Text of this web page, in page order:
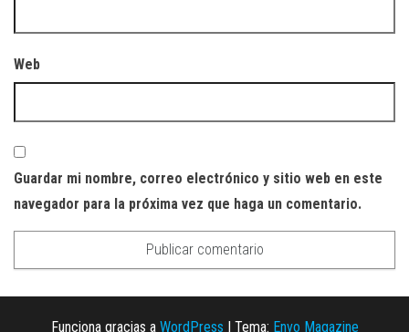
Web
Guardar mi nombre, correo electrónico y sitio web en este
navegador para la próxima vez que haga un comentario.
Funciona gracias a WordPress Tema: Envo Magazine